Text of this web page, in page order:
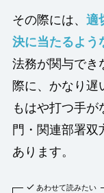
その際には、 適
決に当たるよう
法務が関与でき
際に、かなり遅
もはや打つ手が
門・関連部署双
あります。
あわせて読みたい